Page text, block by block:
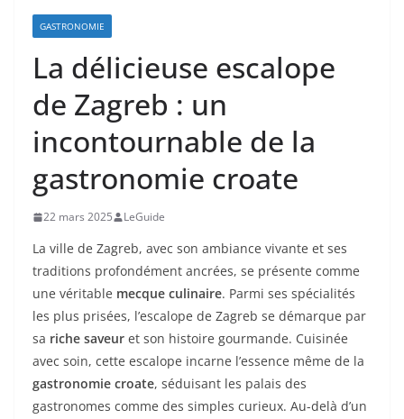
GASTRONOMIE
La délicieuse escalope
de Zagreb : un
incontournable de la
gastronomie croate
22 mars 2025 LeGuide
La ville de Zagreb, avec son ambiance vivante et ses
traditions profondément ancrées, se présente comme
une véritable mecque culinaire. Parmi ses spécialités
les plus prisées, l’escalope de Zagreb se démarque par
sa riche saveur et son histoire gourmande. Cuisinée
avec soin, cette escalope incarne l’essence même de la
gastronomie croate, séduisant les palais des
gastronomes comme des simples curieux. Au-delà d’un